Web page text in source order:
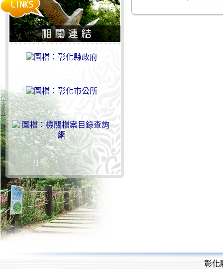
彰化